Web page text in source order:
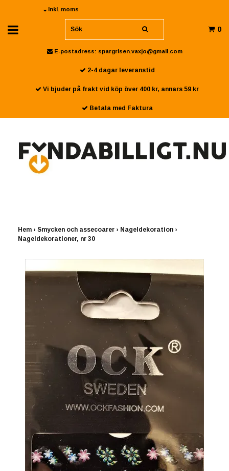
Inkl. moms
0
E-postadress: spargrisen.vaxjo@gmail.com
2-4 dagar leveranstid
Vi bjuder på frakt vid köp över 400 kr, annars 59 kr
Betala med Faktura
Hem › Smycken och assecoarer › Nageldekoration ›
Nageldekorationer, nr 30